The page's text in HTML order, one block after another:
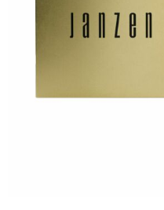
Outdoor en vrije tijd
Gereedschap en